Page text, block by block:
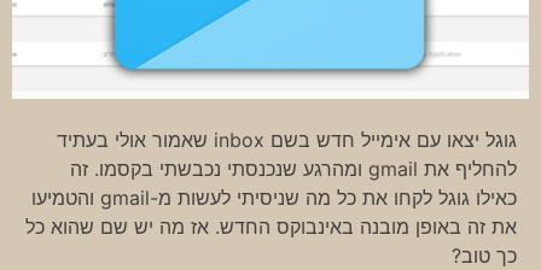
גוגל יצאו עם אימייל חדש בשם inbox שאמור אולי בעתיד
להחליף את gmail ומהרגע שנכנסתי נכבשתי בקסמו. זה
כאילו גוגל לקחו את כל מה שניסיתי לעשות מ-gmail והטמיעו
את זה באופן מובנה באינבוקס החדש. אז מה יש שם שהוא כל
כך טוב?